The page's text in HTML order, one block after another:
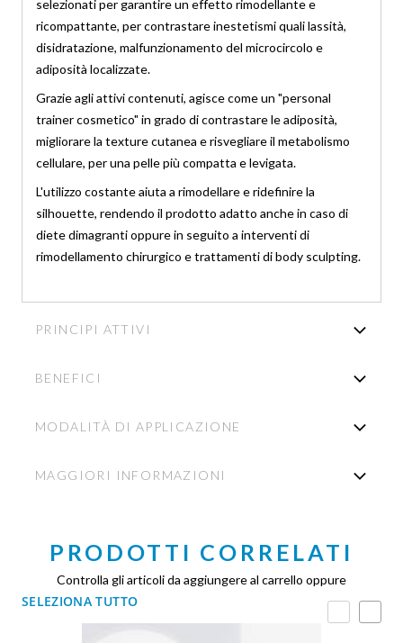
selezionati per garantire un effetto rimodellante e
ricompattante, per contrastare inestetismi quali lassità,
disidratazione, malfunzionamento del microcircolo e
adiposità localizzate.
Grazie agli attivi contenuti, agisce come un "personal
trainer cosmetico" in grado di contrastare le adiposità,
migliorare la texture cutanea e risvegliare il metabolismo
cellulare, per una pelle più compatta e levigata.
L'utilizzo costante aiuta a rimodellare e ridefinire la
silhouette, rendendo il prodotto adatto anche in caso di
diete dimagranti oppure in seguito a interventi di
rimodellamento chirurgico e trattamenti di body sculpting.
PRINCIPI ATTIVI
BENEFICI
MODALITÀ DI APPLICAZIONE
MAGGIORI INFORMAZIONI
PRODOTTI CORRELATI
Controlla gli articoli da aggiungere al carrello oppure
SELEZIONA TUTTO